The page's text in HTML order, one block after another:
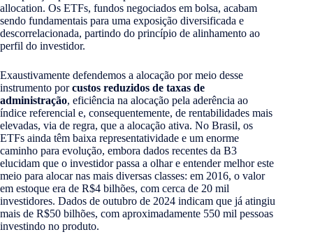
allocation. Os ETFs, fundos negociados em bolsa, acabam
sendo fundamentais para uma exposição diversificada e
descorrelacionada, partindo do princípio de alinhamento ao
perfil do investidor.
Exaustivamente defendemos a alocação por meio desse
instrumento porcustos reduzidos de taxas de
administração, eficiência na alocação pela aderência ao
índice referencial e, consequentemente, de rentabilidades mais
elevadas, via de regra, que a alocação ativa. No Brasil, os
ETFs ainda têm baixa representatividade e um enorme
caminho para evolução, embora dados recentes da B3
elucidam que o investidor passa a olhar e entender melhor este
meio para alocar nas mais diversas classes: em 2016, o valor
em estoque era de R$4 bilhões, com cerca de 20 mil
investidores. Dados de outubro de 2024 indicam que já atingiu
mais de R$50 bilhões, com aproximadamente 550 mil pessoas
investindo no produto.